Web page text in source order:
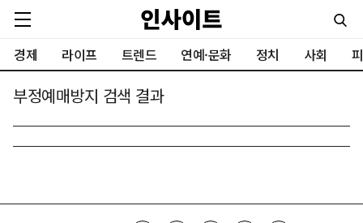
경제 라이프 트렌드 연예·문화 정치 사회
부정예매방지 검색 결과